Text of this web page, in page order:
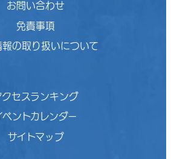
お問い合わせ
免責事項
報の取り扱いについて
クセスランキング
ベントカレンダー
サイトマップ